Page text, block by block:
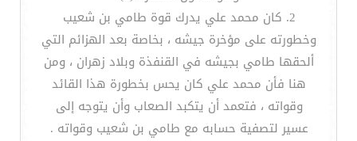
2. كان محمد علي يدرك قوة طامي بن شعيب
وخطورته على مؤخرة جيشه ، بخاصة بعد الهزائم التي
ألحقها طامي بجيشه في القنفذة وبلاد زهران ، ومن
هنا فأن محمد علي كان يحس بخطورة هذا القائد
وقواته ، فتعمد أن يتكبد الصعاب وأن يتوجه إلى
عسير لتصفية حسابه مع طامي بن شعيب وقواته .